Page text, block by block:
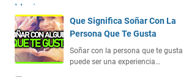
Que Significa Soñar Con La
Persona Que Te Gusta
Soñar con la persona que te gusta
puede ser una experiencia…